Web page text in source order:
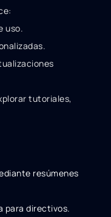
resúmenes
para directivos.
uso.
tutoriales,